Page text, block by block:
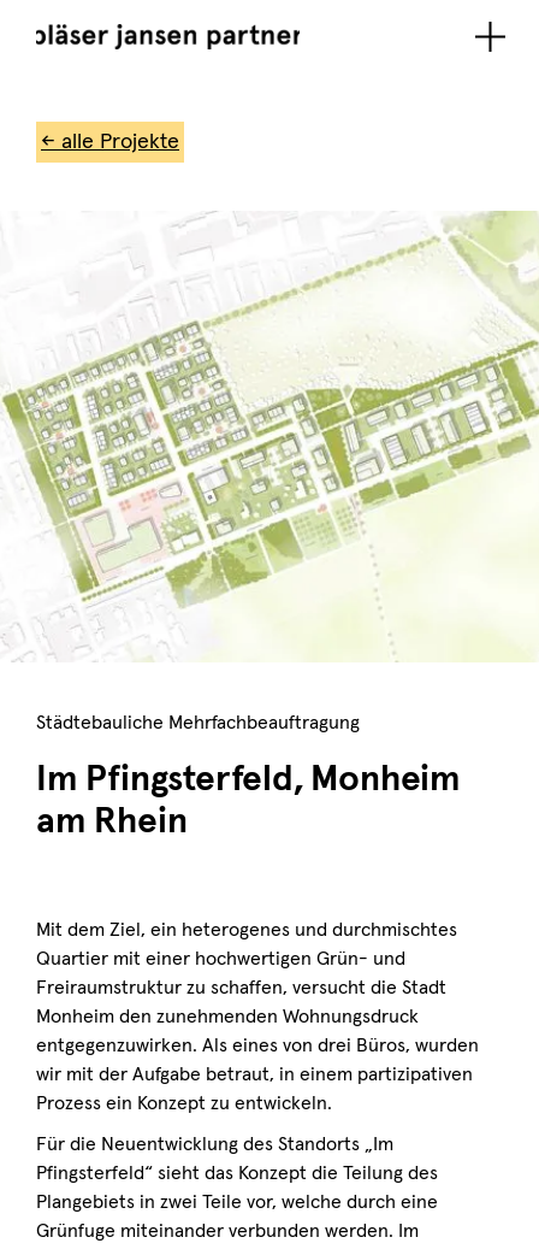
← alle Projekte
Städtebauliche Mehrfachbeauftragung
Im Pfingsterfeld, Monheim
am Rhein
Mit dem Ziel, ein heterogenes und durchmischtes
Quartier mit einer hochwertigen Grün- und
Freiraumstruktur zu schaffen, versucht die Stadt
Monheim den zunehmenden Wohnungsdruck
entgegenzuwirken. Als eines von drei Büros, wurden
wir mit der Aufgabe betraut, in einem partizipativen
Prozess ein Konzept zu entwickeln.
Für die Neuentwicklung des Standorts „Im
Pfingsterfeld“ sieht das Konzept die Teilung des
Plangebiets in zwei Teile vor, welche durch eine
Grünfuge miteinander verbunden werden. Im